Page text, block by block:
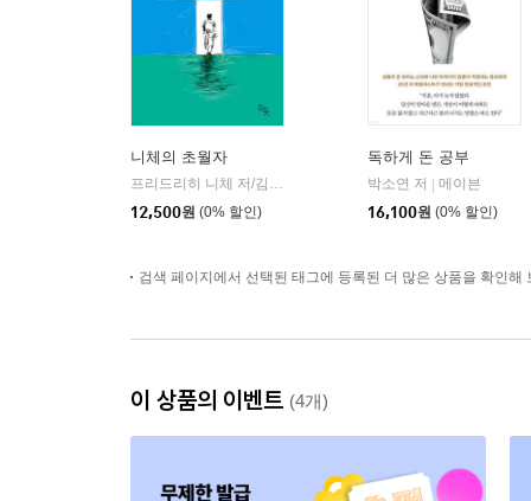
니체의 초월자
12,500원 (0% 할인)
독하게 돈 공부
박소연 저 | 메이븐
16,100원 (0% 할인)
검색 페이지에서 선택된 태그에 등록된 더 많은 상품을 확인해
이 상품의 이벤트 (4개)